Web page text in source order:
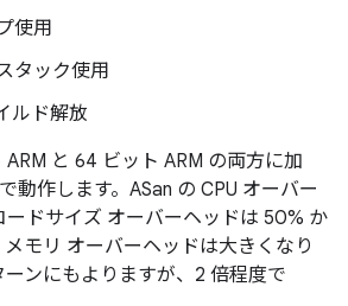
使用
タック使用
ルド解放
ARM と 64 ビット ARM の両方に加
動作します。ASan の CPU オーバー
ードサイズ オーバーヘッドは 50% か
モリ オーバーヘッドは大きくなり
ンにもよりますが、2 倍程度で